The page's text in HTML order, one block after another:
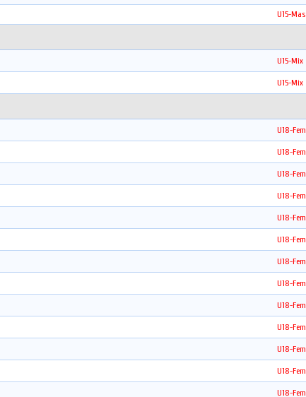
U15-Mas
U15-Mix
U15-Mix
U18-Fem
U18-Fem
U18-Fem
U18-Fem
U18-Fem
U18-Fem
U18-Fem
U18-Fem
U18-Fem
U18-Fem
U18-Fem
U18-Fem
U18-Fem